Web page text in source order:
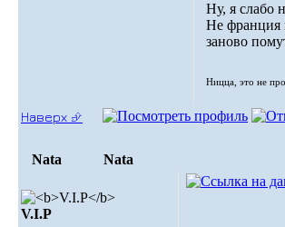
Ну, я слабо
Не франция
заново
Ницца, это не
Наверх ⮵
Nata Nata
V.I.Р